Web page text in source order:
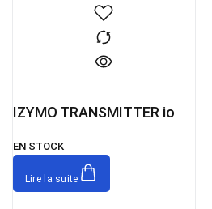
IZYMO TRANSMITTER io
EN STOCK
Lire la suite